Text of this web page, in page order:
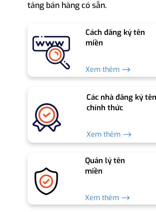
tảng bán hàng có sẵn.
Cách đăng ký tên
miền
Xem thêm ⟶
Các nhà đăng ký
chính thức
Xem thêm ⟶
Quản lý tên
miền
Xem thêm ⟶